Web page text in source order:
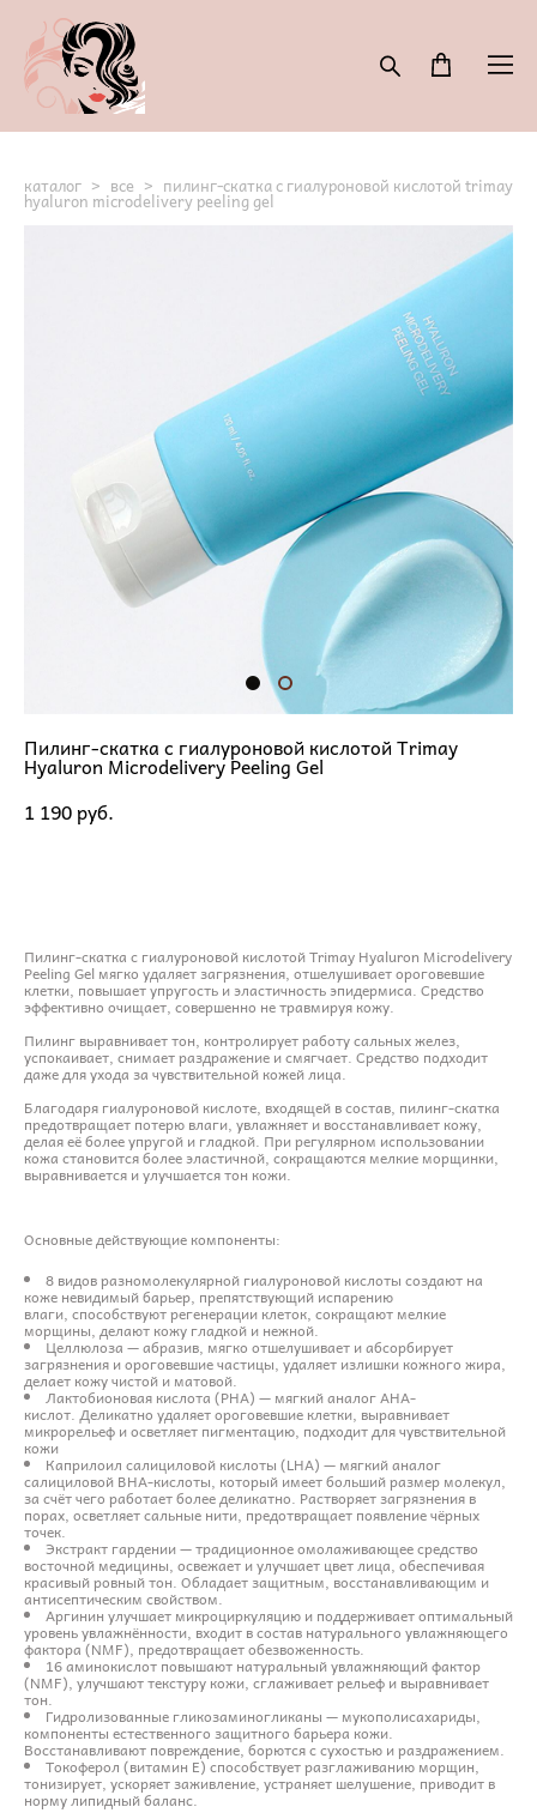
каталог > все > пилинг-скатка с гиалуроновой кислотой trimay
hyaluron microdelivery peeling gel
Пилинг-скатка с гиалуроновой кислотой Trimay
Hyaluron Microdelivery Peeling Gel
1 190 pуб.
Пилинг-скатка с гиалуроновой кислотой Trimay Hyaluron Microdelivery
Peeling Gel мягко удаляет загрязнения, отшелушивает ороговевшие
клетки, повышает упругость и эластичность эпидермиса. Средство
эффективно очищает, совершенно не травмируя кожу.
Пилинг выравнивает тон, контролирует работу сальных желез,
успокаивает, снимает раздражение и смягчает. Средство подходит
даже для ухода за чувствительной кожей лица.
Благодаря гиалуроновой кислоте, входящей в состав, пилинг-скатка
предотвращает потерю влаги, увлажняет и восстанавливает кожу,
делая её более упругой и гладкой. При регулярном использовании
кожа становится более эластичной, сокращаются мелкие морщинки,
выравнивается и улучшается тон кожи.
Основные действующие компоненты:
8 видов разномолекулярной гиалуроновой кислоты создают на
коже невидимый барьер, препятствующий испарению
влаги, способствуют регенерации клеток, сокращают мелкие
морщины, делают кожу гладкой и нежной.
Целлюлоза — абразив, мягко отшелушивает и абсорбирует
загрязнения и ороговевшие частицы, удаляет излишки кожного жира,
делает кожу чистой и матовой.
Лактобионовая кислота (PHA) — мягкий аналог AHA-
кислот. Деликатно удаляет ороговевшие клетки, выравнивает
микрорельеф и осветляет пигментацию, подходит для чувствительной
кожи
Каприлоил салициловой кислоты (LHA) — мягкий аналог
салициловой BHA-кислоты, который имеет больший размер молекул,
за счёт чего работает более деликатно. Растворяет загрязнения в
порах, осветляет сальные нити, предотвращает появление чёрных
точек.
Экстракт гардении — традиционное омолаживающее средство
восточной медицины, освежает и улучшает цвет лица, обеспечивая
красивый ровный тон. Обладает защитным, восстанавливающим и
антисептическим свойством.
Аргинин улучшает микроциркуляцию и поддерживает оптимальный
уровень увлажнённости, входит в состав натурального увлажняющего
фактора (NMF), предотвращает обезвоженность.
16 аминокислот повышают натуральный увлажняющий фактор
(NMF), улучшают текстуру кожи, сглаживает рельеф и выравнивает
тон.
Гидролизованные гликозаминогликаны — мукополисахариды,
компоненты естественного защитного барьера кожи.
Восстанавливают повреждение, борются с сухостью и раздражением.
Токоферол (витамин E) способствует разглаживанию морщин,
тонизирует, ускоряет заживление, устраняет шелушение, приводит в
норму липидный баланс.